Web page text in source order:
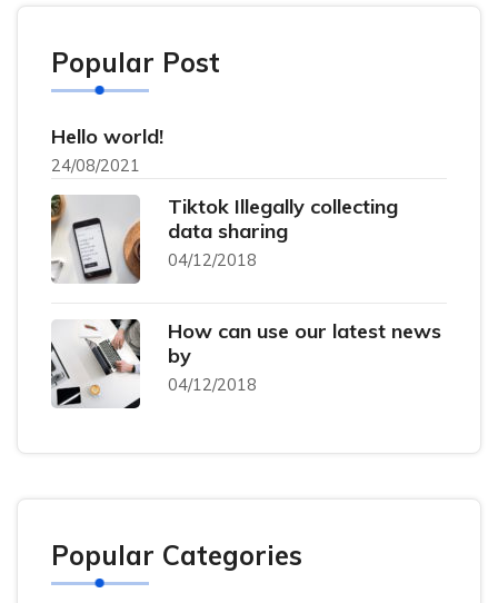
Popular Post
Hello world!
24/08/2021
Tiktok Illegally collecting
data sharing
04/12/2018
How can use our latest news
by
04/12/2018
Popular Categories